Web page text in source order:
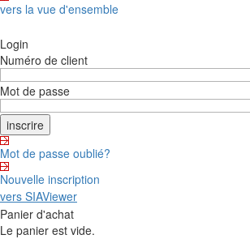
vers la vue d'ensemble
Login
Numéro de client
Mot de passe
Mot de passe oublié?
Nouvelle inscription
vers SIAViewer
Panier d'achat
Le panier est vide.